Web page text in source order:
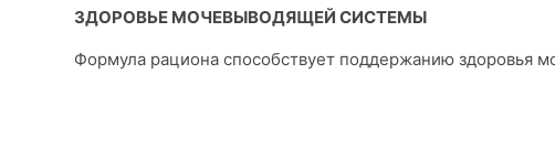
ЗДОРОВЬЕ МОЧЕВЫВОДЯЩЕЙ СИСТЕМЫ
Формула рациона способствует поддержанию здоровья